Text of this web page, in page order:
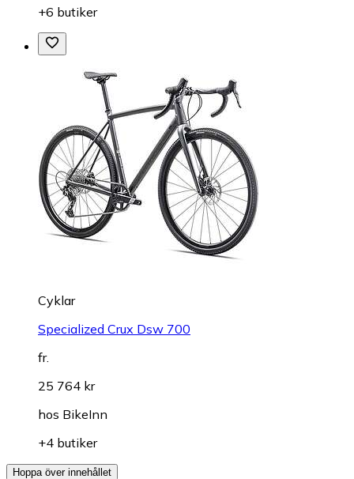
+6 butiker
Cyklar
Specialized Crux Dsw 700
fr.
25 764 kr
hos BikeInn
+4 butiker
Hoppa över innehållet